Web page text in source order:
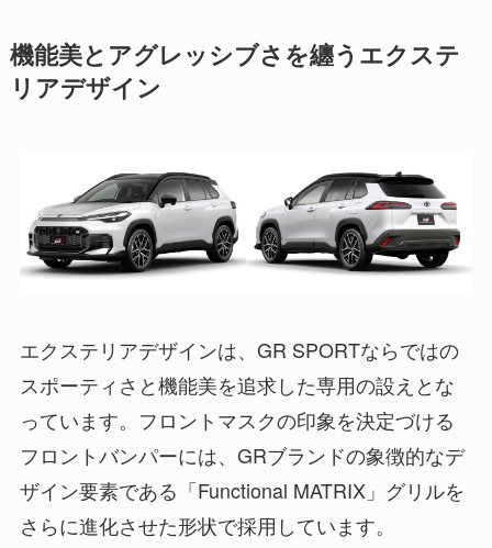
機能美とアグレッシブさを纏うエクステ
リアデザイン
エクステリアデザインは、GR SPORTならではの
スポーティさと機能美を追求した専用の設えとな
っています。フロントマスクの印象を決定づける
フロントバンパーには、GRブランドの象徴的なデ
ザイン要素である「Functional MATRIX」グリルを
さらに進化させた形状で採用しています。